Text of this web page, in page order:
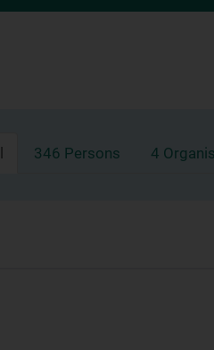
346 Persons 4